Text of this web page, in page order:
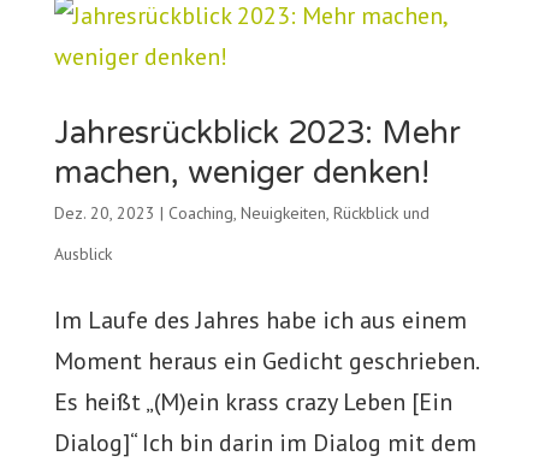
Jahresrückblick 2023: Mehr
machen, weniger denken!
Dez. 20, 2023 | Coaching, Neuigkeiten, Rückblick und
Ausblick
Im Laufe des Jahres habe ich aus einem
Moment heraus ein Gedicht geschrieben.
Es heißt „(M)ein krass crazy Leben [Ein
Dialog]“ Ich bin darin im Dialog mit dem